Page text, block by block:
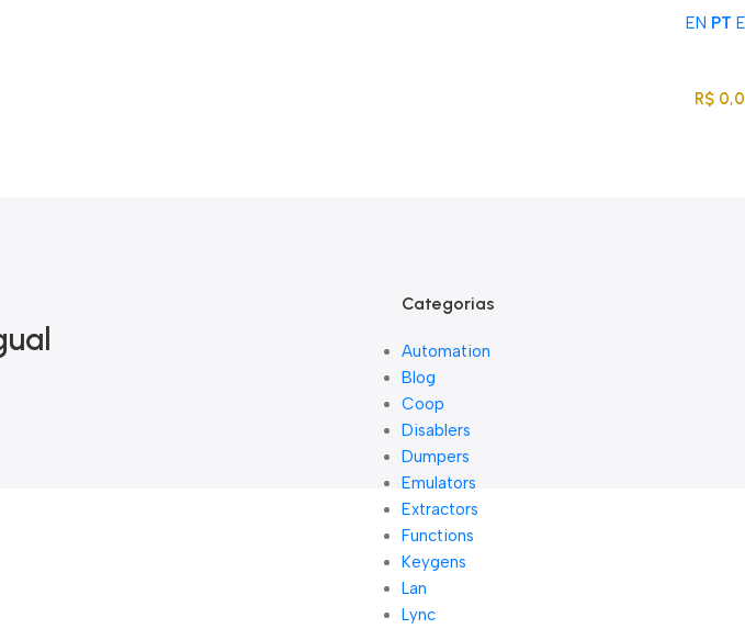
EN PT
R$
Categorias
Automation
Blog
Coop
Disablers
Dumpers
Emulators
Extractors
Functions
Keygens
Lan
Lync